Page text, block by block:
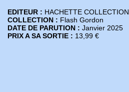
EDITEUR : HACHETTE COLLECTION
COLLECTION : Flash Gordon
DATE DE PARUTION : Janvier 2025
PRIX A SA SORTIE : 13,99 €